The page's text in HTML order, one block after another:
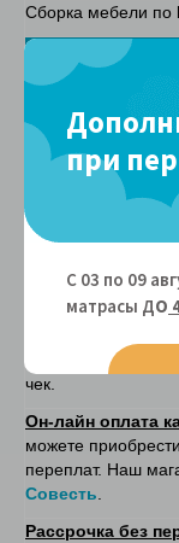
Сборка мебели по
Наличными
после доставки
накладную с
суммы без сдачи
Безналичный
электронном
заказа.
Он-лайн оплата-
федеральным
чек.
Он-лайн оплата
можете
переплат. Наш
Совесть
Рассрочка без
при
С 03 по 09
матрасы ДО